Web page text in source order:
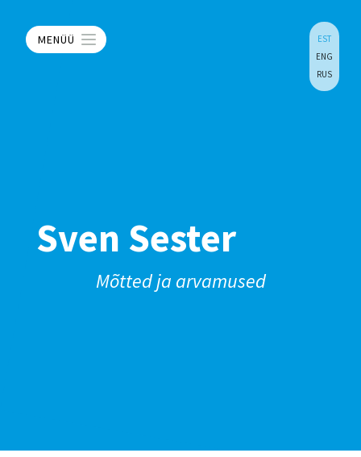
MENÜÜ
EST
ENG
RUS
Sven Sester
Mõtted ja arvamused